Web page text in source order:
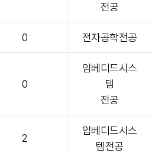
전공
0 전자공학전공
0
임베디드시스
템
전공
2
임베디드시스
템전공